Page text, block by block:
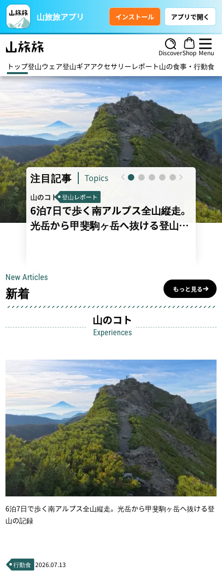
山旅旅アプリ インストール アプリで開く
DiscoverShop Menu
トップ登山ウェア登山ギアアクセサリー レポート山の食事・行動食
注目記事 Topics
山のコト 登山レポート
6泊7日で歩く南アルプス全山縦走。
光岳から甲斐駒ヶ岳へ抜ける登山の
山のモノ
【
すめ
New Articles
新着 もっと見る
山のコト
Experiences
6泊7日で歩く南アルプス全山縦走。光岳から甲斐駒ヶ岳へ抜ける登
山の記録
行動食 2026.07.13